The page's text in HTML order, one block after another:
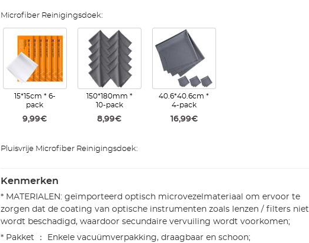
Microfiber Reinigingsdoek:
15*15cm * 6-
pack
9,99€
150*180mm *
10-pack
8,99€
40.6*40.6cm *
4-pack
16,99€
Pluisvrije Microfiber Reinigingsdoek:
Kenmerken
* MATERIALEN: geïmporteerd optisch microvezelmateriaal om ervoor te
zorgen dat de coating van optische instrumenten zoals lenzen / filters niet
wordt beschadigd, waardoor secundaire vervuiling wordt voorkomen;
* Pakket ： Enkele vacuümverpakking, draagbaar en schoon;